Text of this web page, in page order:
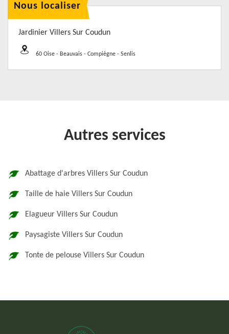
Nous localiser
Jardinier Villers Sur Coudun
60 Oise - Beauvais - Compiègne - Senlis
Autres services
Abattage d'arbres Villers Sur Coudun
Taille de haie Villers Sur Coudun
Elagueur Villers Sur Coudun
Paysagiste Villers Sur Coudun
Tonte de pelouse Villers Sur Coudun